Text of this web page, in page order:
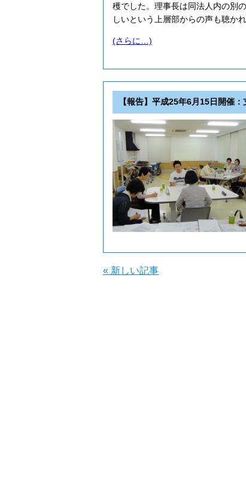
穫でした。理事長は同法人内の別
しいという上層部からの声も聴かれ
(さらに…)
【報告】平成25年6月15日開催
« 新しい記事